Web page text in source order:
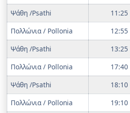
Ψάθη /Psathi
11:25
Πολλώνια / Pollonia
12:55
Ψάθη /Psathi
13:25
Πολλώνια / Pollonia
17:40
Ψάθη /Psathi
18:10
Πολλώνια / Pollonia
19:10